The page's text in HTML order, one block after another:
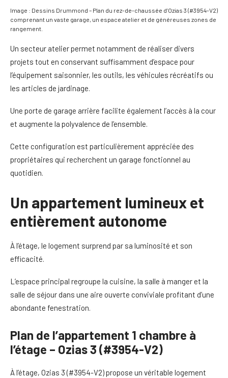
Image : Dessins Drummond – Plan du rez-de-chaussée d’Ozias 3 (#3954-V2)
comprenant un vaste garage, un espace atelier et de généreuses zones de
rangement.
Un secteur atelier permet notamment de réaliser divers
projets tout en conservant suffisamment d’espace pour
l’équipement saisonnier, les outils, les véhicules récréatifs ou
les articles de jardinage.
Une porte de garage arrière facilite également l’accès à la cour
et augmente la polyvalence de l’ensemble.
Cette configuration est particulièrement appréciée des
propriétaires qui recherchent un garage fonctionnel au
quotidien.
Un appartement lumineux et
entièrement autonome
À l’étage, le logement surprend par sa luminosité et son
efficacité.
L’espace principal regroupe la cuisine, la salle à manger et la
salle de séjour dans une aire ouverte conviviale profitant d’une
abondante fenestration.
Plan de l’appartement 1 chambre à
l’étage – Ozias 3 (#3954-V2)
À l’étage, Ozias 3 (#3954-V2) propose un véritable logement